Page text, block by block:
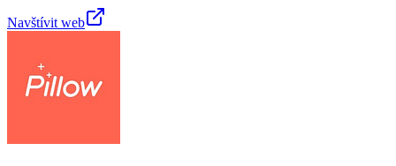
Navštívit web